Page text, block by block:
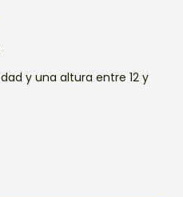
y una altura entre 12 y